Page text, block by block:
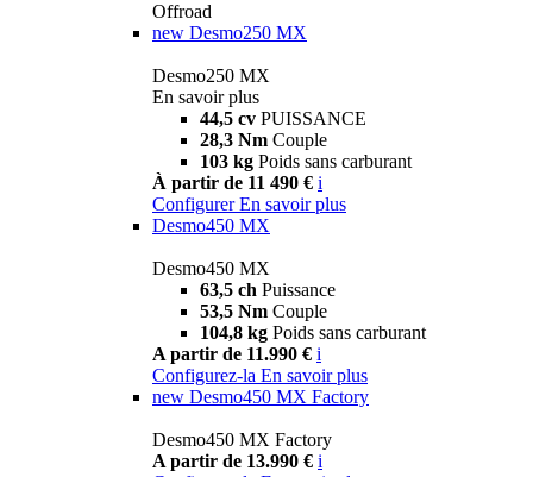
Offroad
new Desmo250 MX
Desmo250 MX
En savoir plus
44,5 cv PUISSANCE
28,3 Nm Couple
103 kg Poids sans carburant
À partir de 11 490 € i
Configurer En savoir plus
Desmo450 MX
Desmo450 MX
63,5 ch Puissance
53,5 Nm Couple
104,8 kg Poids sans carburant
A partir de 11.990 € i
Configurez-la En savoir plus
new Desmo450 MX Factory
Desmo450 MX Factory
A partir de 13.990 € i